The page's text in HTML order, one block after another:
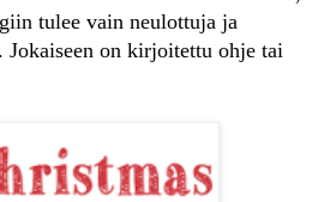
tulee vain neulottuja ja
on kirjoitettu ohje tai